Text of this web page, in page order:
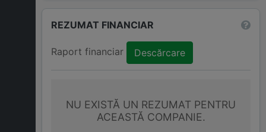
REZUMAT FINANCIAR
Raport financiar Descărcare
NU EXISTĂ UN REZUMAT PENTRU
ACEASTĂ COMPANIE.